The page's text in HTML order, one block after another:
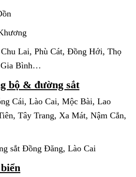
Lai, Phù Cát, Đồng Hới, Thọ
Gia Bình…
bộ & đường sắt
Cái, Lào Cai, Mộc Bài, Lao
Tây Trang, Xa Mát, Nậm Cắn,
sắt Đồng Đăng, Lào Cai